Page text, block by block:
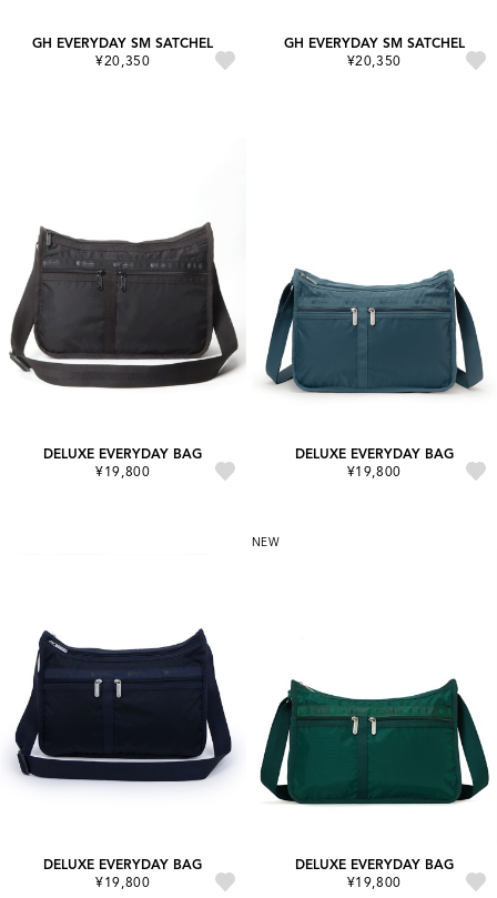
GH EVERYDAY SM SATCHEL
¥20,350
GH EVERYDAY SM SATCHEL
¥20,350
DELUXE EVERYDAY BAG
¥19,800
DELUXE EVERYDAY BAG
¥19,800
DELUXE EVERYDAY BAG
¥19,800
NEW
DELUXE EVERYDAY BAG
¥19,800